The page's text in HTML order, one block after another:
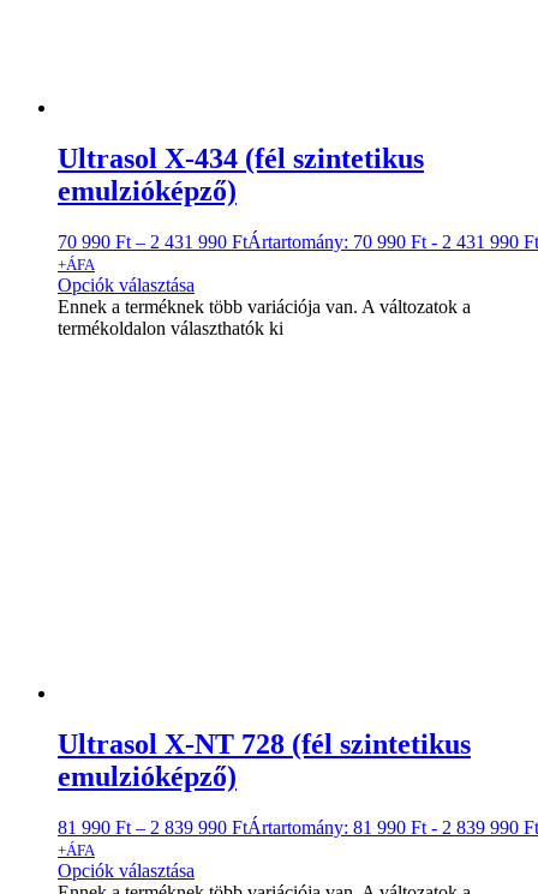
Ultrasol X-434 (fél szintetikus
emulzióképző)
70 990 Ft – 2 431 990 FtÁrtartomány: 70 990 Ft - 2 431 990 Ft
+ÁFA
Opciók választása
Ennek a terméknek több variációja van. A változatok a
termékoldalon választhatók ki
Ultrasol X-NT 728 (fél szintetikus
emulzióképző)
81 990 Ft – 2 839 990 FtÁrtartomány: 81 990 Ft - 2 839 990 Ft
+ÁFA
Opciók választása